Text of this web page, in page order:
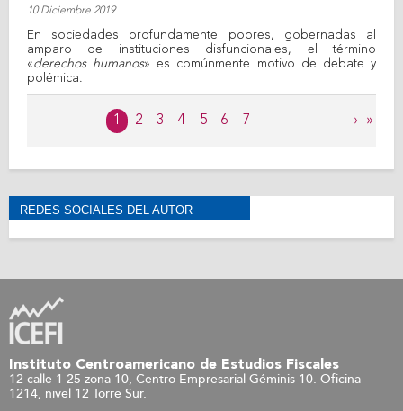
10 Diciembre 2019
En sociedades profundamente pobres, gobernadas al
amparo de instituciones disfuncionales, el término
«derechos humanos» es comúnmente motivo de debate y
polémica.
1 2 3 4 5 6 7 › »
REDES SOCIALES DEL AUTOR
Instituto Centroamericano de Estudios Fiscales
12 calle 1-25 zona 10, Centro Empresarial Géminis 10. Oficina
1214, nivel 12 Torre Sur.